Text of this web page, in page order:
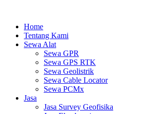
Home
Tentang Kami
Sewa Alat
Sewa GPR
Sewa GPS RTK
Sewa Geolistrik
Sewa Cable Locator
Sewa PCMx
Jasa
Jasa Survey Geofisika